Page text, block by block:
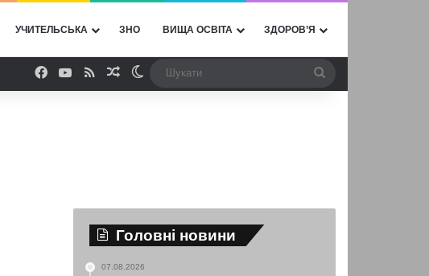
УЧИТЕЛЬСЬКА ЗНО ВИЩА ОСВІТА ЗДОРОВ’Я
Facebook
YouTube
RSSВипадкова стаття
Switch skin
Головні новини
07.08.2026